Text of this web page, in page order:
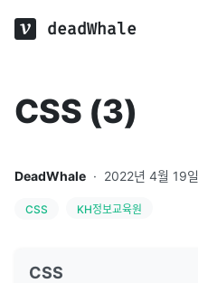
deadWhale
CSS (3)
DeadWhale · 2022년 4월 19일
CSS KH정보교육원
CSS